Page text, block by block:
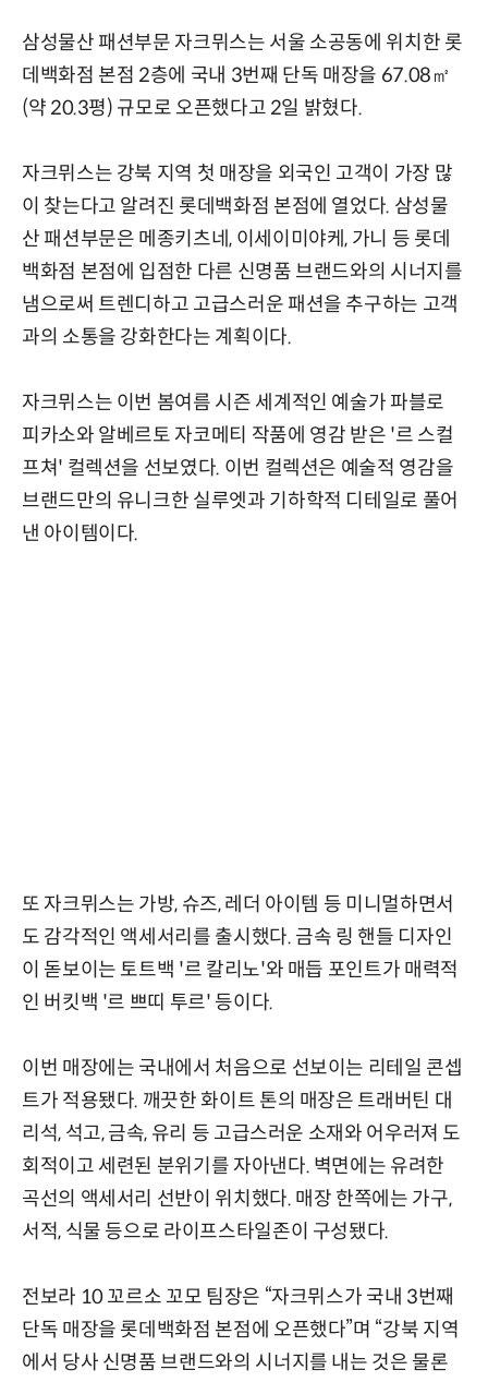
삼성물산 패션부문 자크뮈스는 서울 소공동에 위치한 롯
데백화점 본점 2층에 국내 3번째 단독 매장을 67.08㎡
(약 20.3평) 규모로 오픈했다고 2일 밝혔다.
자크뮈스는 강북 지역 첫 매장을 외국인 고객이 가장 많
이 찾는다고 알려진 롯데백화점 본점에 열었다. 삼성물
산 패션부문은 메종키츠네, 이세이미야케, 가니 등 롯데
백화점 본점에 입점한 다른 신명품 브랜드와의 시너지를
냄으로써 트렌디하고 고급스러운 패션을 추구하는 고객
과의 소통을 강화한다는 계획이다.
자크뮈스는 이번 봄여름 시즌 세계적인 예술가 파블로
피카소와 알베르토 자코메티 작품에 영감 받은 '르 스컬
프쳐' 컬렉션을 선보였다. 이번 컬렉션은 예술적 영감을
브랜드만의 유니크한 실루엣과 기하학적 디테일로 풀어
낸 아이템이다.
또 자크뮈스는 가방, 슈즈, 레더 아이템 등 미니멀하면서
도 감각적인 액세서리를 출시했다. 금속 링 핸들 디자인
이 돋보이는 토트백 '르 칼리노'와 매듭 포인트가 매력적
인 버킷백 '르 쁘띠 투르' 등이다.
이번 매장에는 국내에서 처음으로 선보이는 리테일 콘셉
트가 적용됐다. 깨끗한 화이트 톤의 매장은 트래버틴 대
리석, 석고, 금속, 유리 등 고급스러운 소재와 어우러져 도
회적이고 세련된 분위기를 자아낸다. 벽면에는 유려한
곡선의 액세서리 선반이 위치했다. 매장 한쪽에는 가구,
서적, 식물 등으로 라이프스타일존이 구성됐다.
전보라 10 꼬르소 꼬모 팀장은 “자크뮈스가 국내 3번째
단독 매장을 롯데백화점 본점에 오픈했다”며 “강북 지역
에서 당사 신명품 브랜드와의 시너지를 내는 것은 물론